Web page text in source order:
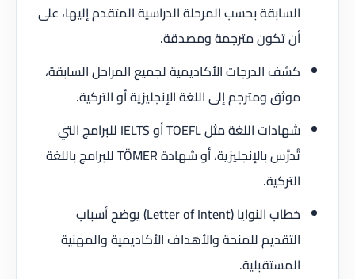
السابقة بحسب المرحلة الدراسية المتقدم إليها، على
أن تكون مترجمة ومصدقة.
كشف الدرجات الأكاديمية لجميع المراحل السابقة،
موثق ومترجم إلى اللغة الإنجليزية أو التركية.
شهادات اللغة مثل TOEFL أو IELTS للبرامج التي
تُدرَّس بالإنجليزية، أو شهادة TÖMER للبرامج باللغة
التركية.
خطاب النوايا (Letter of Intent) يوضح أسباب
التقديم للمنحة والأهداف الأكاديمية والمهنية
المستقبلية.